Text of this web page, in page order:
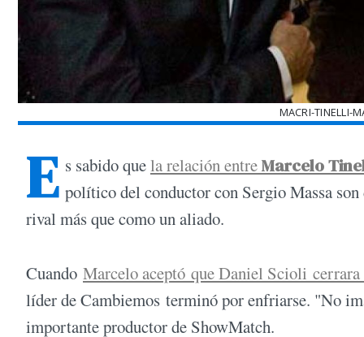
MACRI-TINELLI-
E s sabido quela relación entreMarcelo
político del conductor con Sergio Massa
rival más que como un aliado.
Cuando Marcelo aceptó que Daniel Scioli cerrara
líder de Cambiemos terminó por enfriarse. "No
importante productor de ShowMatch.